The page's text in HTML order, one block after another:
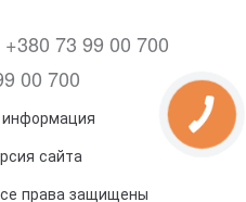
+380 73 99 00 700
00 700
сайта
права защищены